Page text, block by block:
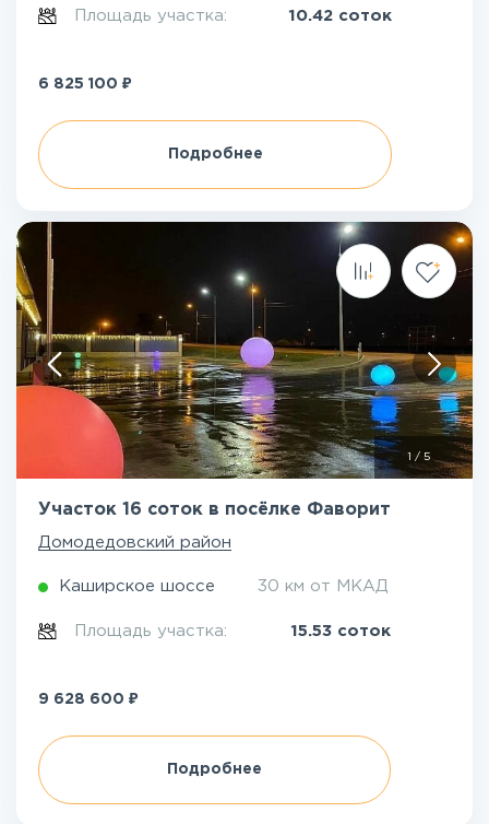
Площадь участка: 10.42 соток
6 825 100 ₽
Подробнее
/ 5
Участок 16 соток в посёлке Фаворит
Домодедовский район
Каширское шоссе 30 км от МКАД
Площадь участка: 15.53 соток
9 628 600 ₽
Подробнее